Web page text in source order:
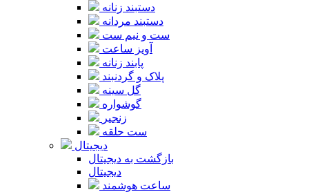
دستبند زنانه
دستبند مردانه
ست و نیم ست
آویز ساعت
پابند زنانه
پلاک و گردنبند
گل سینه
گوشواره
زنجیر
ست حلقه
دیجیتال
بازگشت به دیجیتال
دیجیتال
ساعت هوشمند